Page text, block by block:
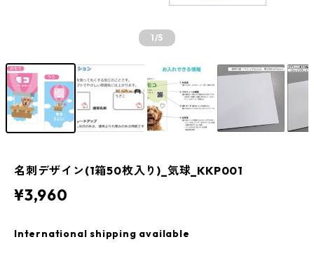
1/5
名刺デザイン(1箱50枚入り)_気球_KKP001
¥3,960
International shipping available